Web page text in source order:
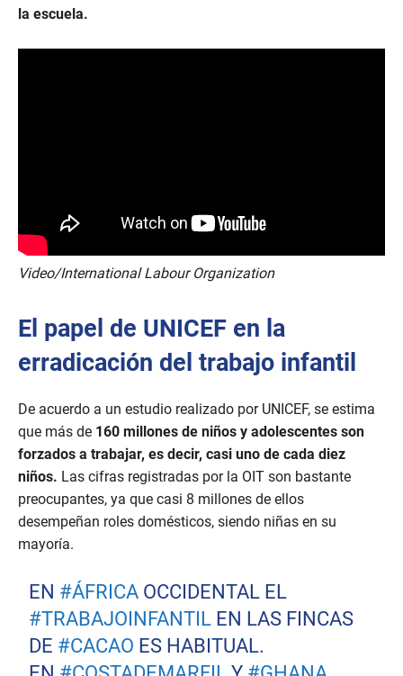
la escuela.
Video/International Labour Organization
El papel de UNICEF en la
erradicación del trabajo infantil
De acuerdo a un estudio realizado por UNICEF, se estima
que más de 160 millones de niños y adolescentes son
forzados a trabajar, es decir, casi uno de cada diez
niños. Las cifras registradas por la OIT son bastante
preocupantes, ya que casi 8 millones de ellos
desempeñan roles domésticos, siendo niñas en su
mayoría.
EN #ÁFRICA OCCIDENTAL EL
#TRABAJOINFANTIL EN LAS FINCAS
DE #CACAO ES HABITUAL.